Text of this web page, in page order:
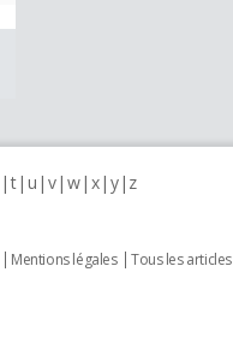
t u v w x y z
Mentions légales Tous les articles